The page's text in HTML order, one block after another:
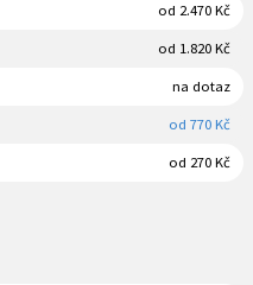
od 2.470 Kč
od 1.820 Kč
na dotaz
od 770 Kč
od 270 Kč